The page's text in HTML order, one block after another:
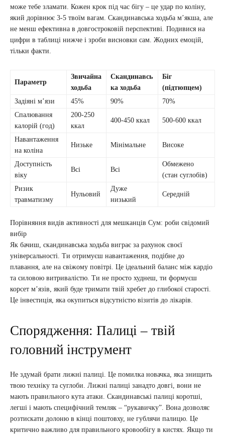
може тебе зламати. Кожен крок під час бігу – це удар по коліну,
який дорівнює 3-5 твоїм вагам. Скандинавська ходьба м’якша, але
не менш ефективна в довгостроковій перспективі. Подивися на
цифри в таблиці нижче і зроби висновки сам. Жодних емоцій,
тільки факти.
Параметр
Звичайна
ходьба
Скандинавсь
ка ходьба
Біг
(підтюпцем)
Задіяні м’язи
45% 90%
70%
Спалювання
калорій (год)
200-250
ккал
400-450 ккал 500-600 ккал
Навантаження
на коліна
Низьке Мінімальне Високе
Доступність
віку
Всі Всі
Обмежено
(стан суглобів)
Ризик
травматизму
Нульовий
Дуже
низький
Середній
Порівняння видів активності для мешканців Сум: роби свідомий
вибір
Як бачиш, скандинавська ходьба виграє за рахунок своєї
універсальності. Ти отримуєш навантаження, подібне до
плавання, але на свіжому повітрі. Це ідеальний баланс між кардіо
та силовою витривалістю. Ти не просто худнеш, ти формуєш
корсет м’язів, який буде тримати твій хребет до глибокої старості.
Це інвестиція, яка окупиться відсутністю візитів до лікарів.
Спорядження: Палиці – твій
головний інструмент
Не здумай брати лижні палиці. Це помилка новачка, яка знищить
твою техніку та суглоби. Лижні палиці занадто довгі, вони не
мають правильного кута атаки. Скандинавські палиці коротші,
легші і мають специфічний темляк – “рукавичку”. Вона дозволяє
розтискати долоню в кінці поштовху, не гублячи палицю. Це
критично важливо для правильного кровообігу в кистях. Якщо ти